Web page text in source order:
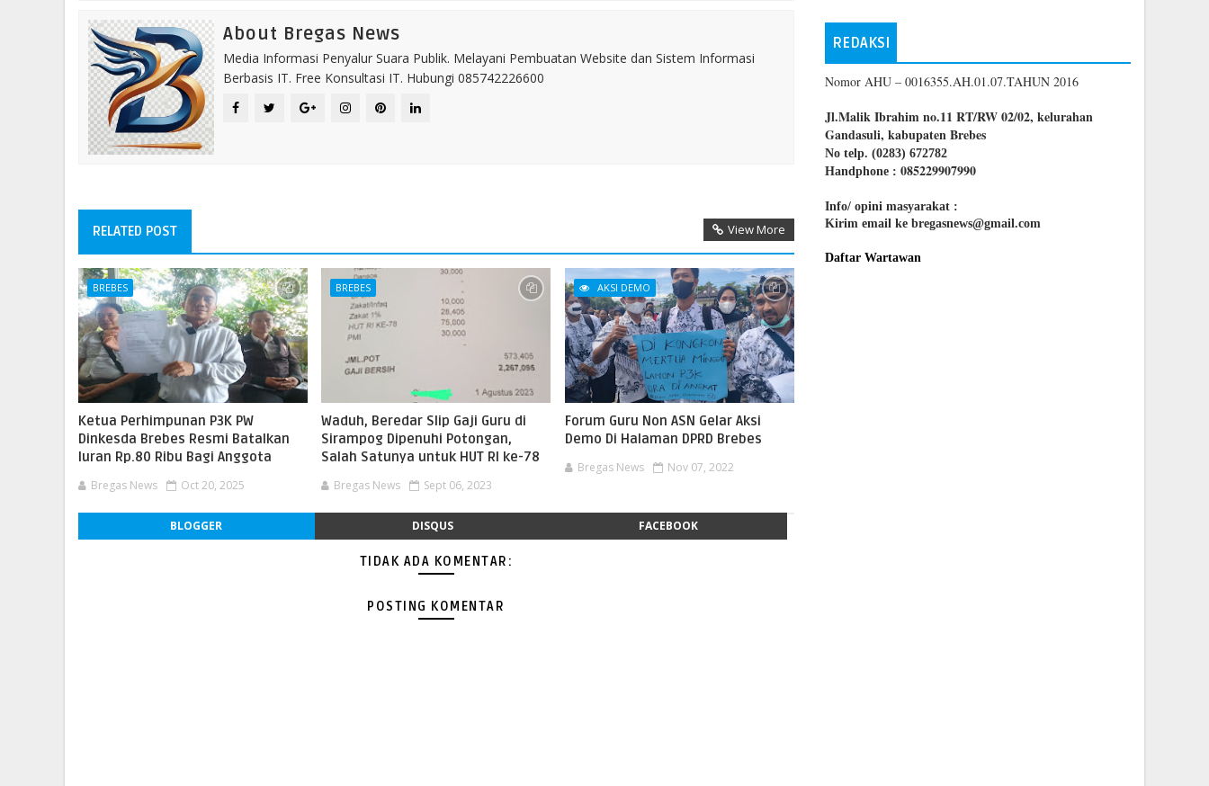
About Bregas News
Media Informasi Penyalur Suara Publik. Melayani Pembuatan Website dan Sistem Informasi
Berbasis IT. Free Konsultasi IT. Hubungi 085742226600
RELATED POST View More
BREBES
Ketua Perhimpunan P3K PW
Dinkesda Brebes Resmi Batalkan
Iuran Rp.80 Ribu Bagi Anggota
Bregas News Oct 20, 2025
BREBES
Waduh, Beredar Slip Gaji Guru di
Sirampog Dipenuhi Potongan,
Salah Satunya untuk HUT RI ke-78
Bregas News Sept 06, 2023
AKSI DEMO
Forum Guru Non ASN Gelar Aksi
Demo Di Halaman DPRD Brebes
Bregas News Nov 07, 2022
BLOGGER DISQUS FACEBOOK
TIDAK ADA KOMENTAR:
POSTING KOMENTAR
REDAKSI
Nomor AHU – 0016355.AH.01.07.TAHUN 2016
Jl.Malik Ibrahim no.11 RT/RW 02/02, kelurahan
Gandasuli, kabupaten Brebes
No telp. (0283) 672782
Handphone : 085229907990
Info/ opini masyarakat :
Kirim email ke bregasnews@gmail.com
Daftar Wartawan